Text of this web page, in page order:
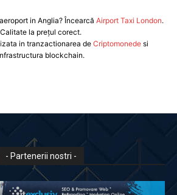
in Anglia? Încearcă Airport Taxi London.
Calitate la prețul corect.
in tranzactionarea de Criptomonedesi
blockchain.
- Partenerii nostri -